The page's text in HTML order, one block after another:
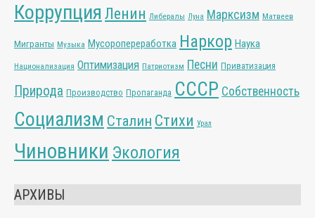
Коррупция Ленин Либералы Луна Марксизм Матвеев
Мигранты Музыка Мусоропереработка Наркор Наука
Национализация Оптимизация Патриотизм Песни Приватизация
Природа Производство Пропаганда СССР Собственность
Социализм Сталин Стихи Урал
Чиновники Экология
АРХИВЫ